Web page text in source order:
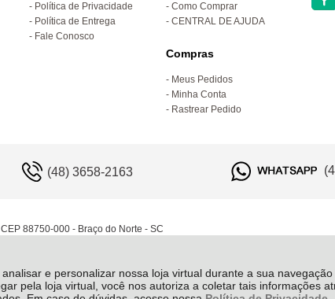
e personalizar nossa loja virtual durante a sua
pela loja virtual, você nos autoriza a coletar tais informações
Política de Privacidade
Política de Entrega
Fale Conosco
Como Comprar
CENTRAL DE AJUDA
Compras
Meus Pedidos
Minha Conta
Rastrear Pedido
(48) 3658-2163
88750-000 - Braço do Norte - SC